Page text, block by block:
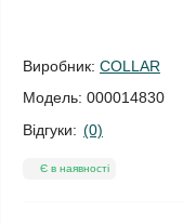
Виробник: COLLAR
Модель: 000014830
Відгуки: (0)
Є в наявності